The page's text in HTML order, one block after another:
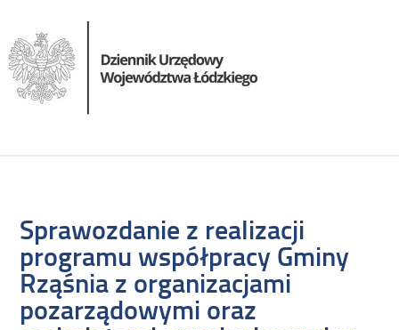
Sprawozdanie z realizacji
programu współpracy Gminy
Rząśnia z organizacjami
pozarządowymi oraz